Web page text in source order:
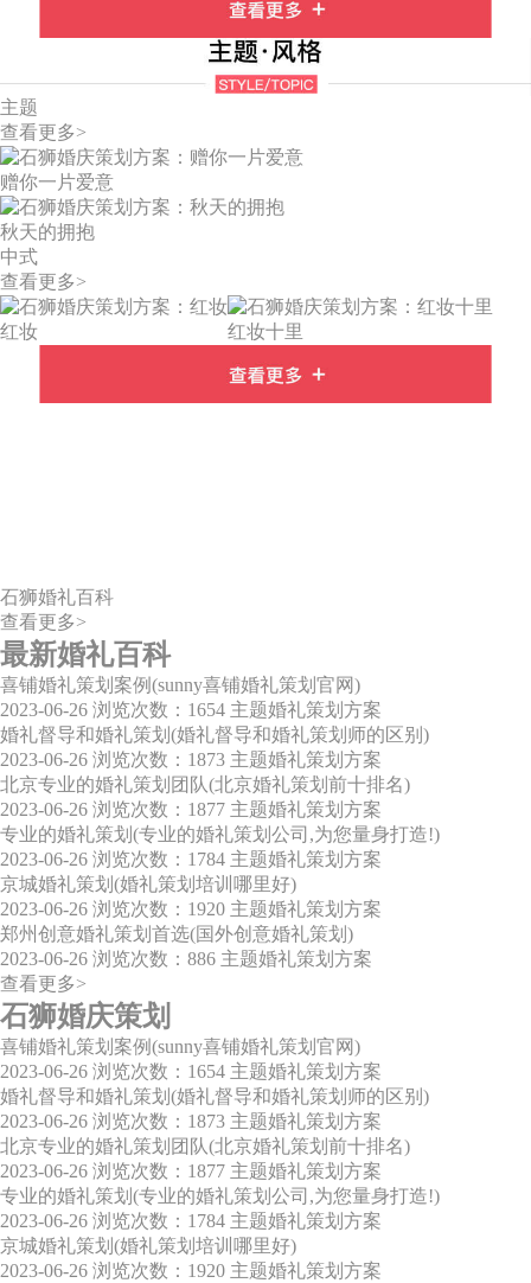
主题
查看更多>
赠你一片爱意
秋天的拥抱
中式
查看更多>
红妆 红妆十里
石狮婚礼百科
查看更多>
最新婚礼百科
喜铺婚礼策划案例(sunny喜铺婚礼策划官网)
2023-06-26 浏览次数：1654 主题婚礼策划方案
婚礼督导和婚礼策划(婚礼督导和婚礼策划师的区别)
2023-06-26 浏览次数：1873 主题婚礼策划方案
北京专业的婚礼策划团队(北京婚礼策划前十排名)
2023-06-26 浏览次数：1877 主题婚礼策划方案
专业的婚礼策划(专业的婚礼策划公司,为您量身打造!)
2023-06-26 浏览次数：1784 主题婚礼策划方案
京城婚礼策划(婚礼策划培训哪里好)
2023-06-26 浏览次数：1920 主题婚礼策划方案
郑州创意婚礼策划首选(国外创意婚礼策划)
2023-06-26 浏览次数：886 主题婚礼策划方案
查看更多>
石狮婚庆策划
喜铺婚礼策划案例(sunny喜铺婚礼策划官网)
2023-06-26 浏览次数：1654 主题婚礼策划方案
婚礼督导和婚礼策划(婚礼督导和婚礼策划师的区别)
2023-06-26 浏览次数：1873 主题婚礼策划方案
北京专业的婚礼策划团队(北京婚礼策划前十排名)
2023-06-26 浏览次数：1877 主题婚礼策划方案
专业的婚礼策划(专业的婚礼策划公司,为您量身打造!)
2023-06-26 浏览次数：1784 主题婚礼策划方案
京城婚礼策划(婚礼策划培训哪里好)
2023-06-26 浏览次数：1920 主题婚礼策划方案